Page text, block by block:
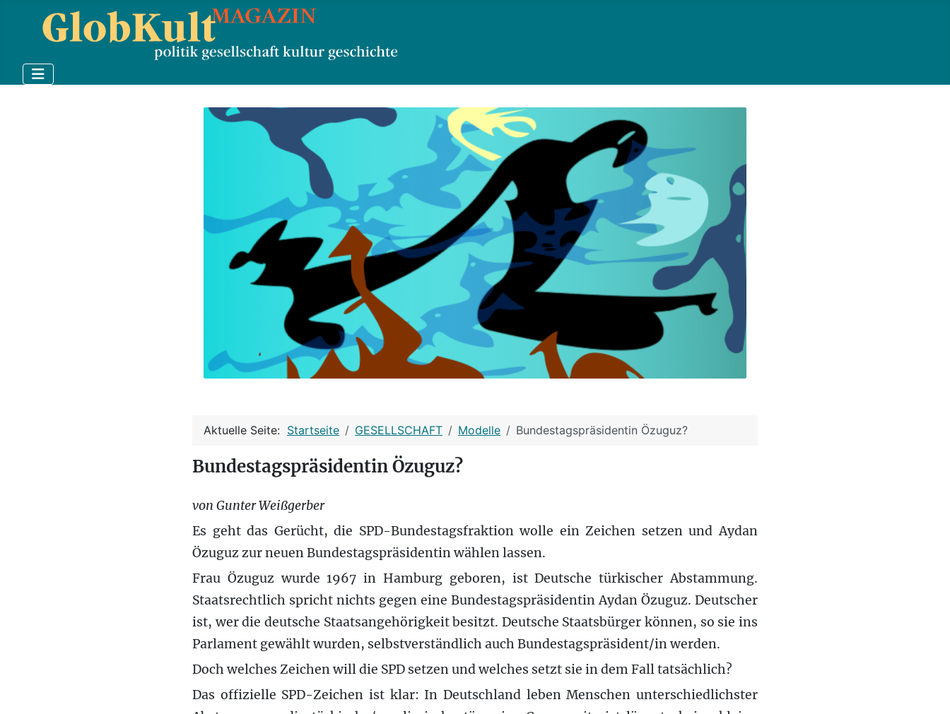
Aktuelle Seite: Startseite GESELLSCHAFT Modelle Bundestagspräsidentin Özuguz?
Bundestagspräsidentin Özuguz?
von Gunter Weißgerber
Es geht das Gerücht, die SPD-Bundestagsfraktion wolle ein Zeichen setzen und Aydan
Özuguz zur neuen Bundestagspräsidentin wählen lassen.
Frau Özuguz wurde 1967 in Hamburg geboren, ist Deutsche türkischer Abstammung.
Staatsrechtlich spricht nichts gegen eine Bundestagspräsidentin Aydan Özuguz. Deutscher
ist, wer die deutsche Staatsangehörigkeit besitzt. Deutsche Staatsbürger können, so sie ins
Parlament gewählt wurden, selbstverständlich auch Bundestagspräsident/in werden.
Doch welches Zeichen will die SPD setzen und welches setzt sie in dem Fall tatsächlich?
Das offizielle SPD-Zeichen ist klar: In Deutschland leben Menschen unterschiedlichster